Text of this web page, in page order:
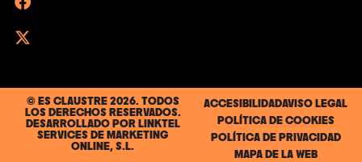
© ES CLAUSTRE 2026. TODOS
LOS DERECHOS RESERVADOS.
DESARROLLADO POR LINKTEL
SERVICES DE MARKETING
ONLINE, S.L.
ACCESIBILIDADAVISO LEGAL
POLÍTICA DE COOKIES
POLÍTICA DE PRIVACIDAD
MAPA DE LA WEB